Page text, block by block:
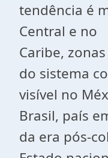
tendência é
Central e no
Caribe,
do sistema
visível no
Brasil, país
da era pós-